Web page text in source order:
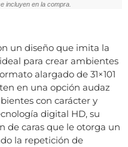
incluyen en la compra.
un diseño que imita la
para crear ambientes
alargado de 31×101
en una opción audaz
con carácter y
digital HD, su
de caras que le otorga un
la repetición de